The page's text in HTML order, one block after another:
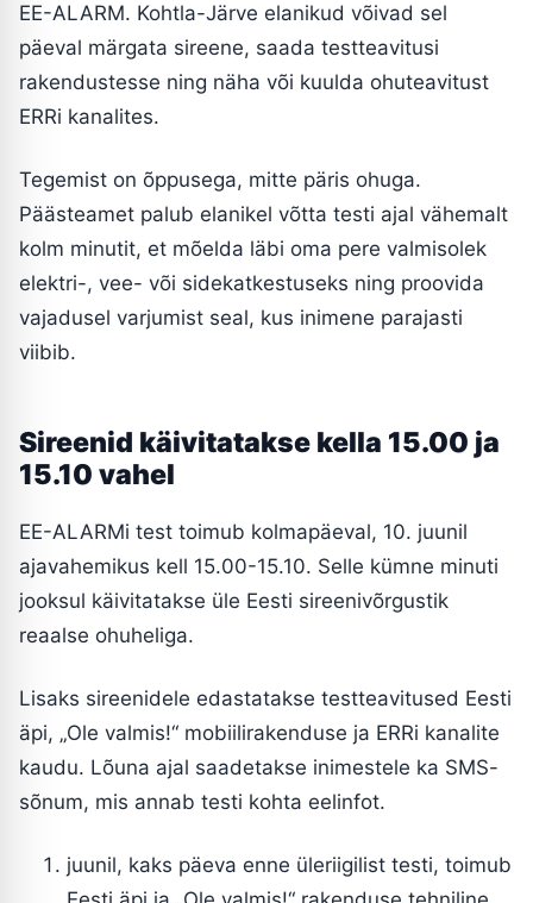
EE-ALARM. Kohtla-Järve elanikud võivad sel
päeval märgata sireene, saada testteavitusi
rakendustesse ning näha või kuulda ohuteavitust
ERRi kanalites.
Tegemist on õppusega, mitte päris ohuga.
Päästeamet palub elanikel võtta testi ajal vähemalt
kolm minutit, et mõelda läbi oma pere valmisolek
elektri-, vee- või sidekatkestuseks ning proovida
vajadusel varjumist seal, kus inimene parajasti
viibib.
Sireenid käivitatakse kella 15.00 ja
15.10 vahel
EE-ALARMi test toimub kolmapäeval, 10. juunil
ajavahemikus kell 15.00-15.10. Selle kümne minuti
jooksul käivitatakse üle Eesti sireenivõrgustik
reaalse ohuheliga.
Lisaks sireenidele edastatakse testteavitused Eesti
äpi, „Ole valmis!“ mobiilirakenduse ja ERRi kanalite
kaudu. Lõuna ajal saadetakse inimestele ka SMS-
sõnum, mis annab testi kohta eelinfot.
juunil, kaks päeva enne üleriigilist testi, toimub